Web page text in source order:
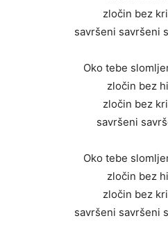
zločin bez
savršeni savršeni
Oko tebe
zločin bez
zločin bez
savršeni
Oko tebe
zločin bez
zločin bez
savršeni savršeni